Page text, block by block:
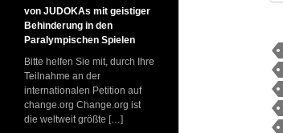
von JUDOKAs mit geistiger
Behinderung in den
Paralympischen Spielen
Bitte helfen Sie mit, durch Ihre
Teilnahme an der
internationalen Petition auf
change.org Change.org ist
die weltweit größte […]